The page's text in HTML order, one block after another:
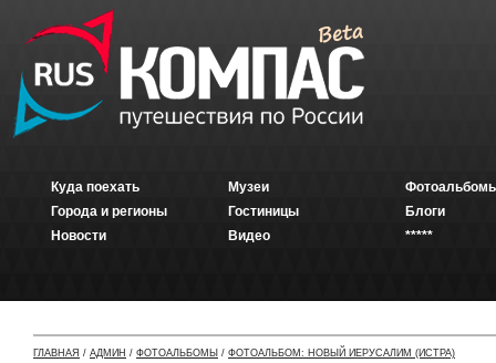
Куда поехать
Города и регионы
Новости
Музеи
Гостиницы
Видео
Блоги
*****
ГЛАВНАЯ / АДМИН / ФОТОАЛЬБОМЫ / ФОТОАЛЬБОМ: НОВЫЙ ИЕРУСАЛИМ (ИСТРА)